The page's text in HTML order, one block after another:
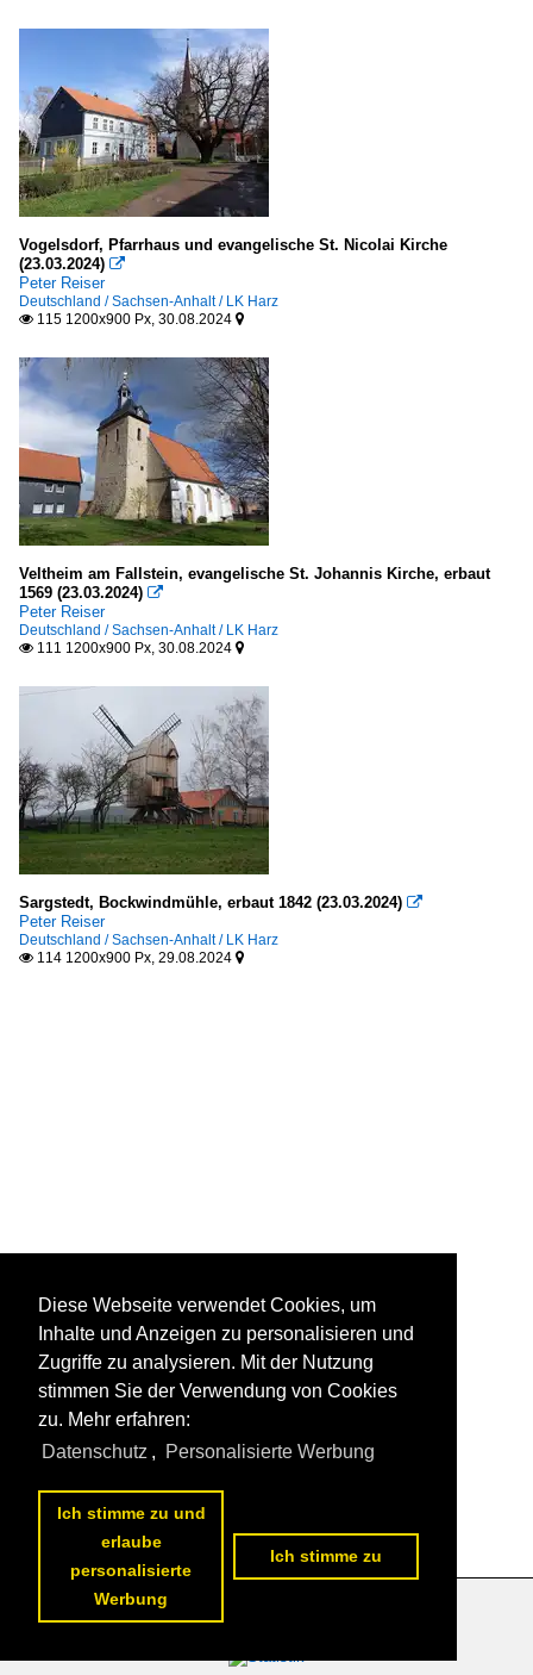
Vogelsdorf, Pfarrhaus und evangelische St. Nicolai Kirche
(23.03.2024) 
Peter Reiser
Deutschland / Sachsen-Anhalt / LK Harz
 115 1200x900 Px, 30.08.2024 
Veltheim am Fallstein, evangelische St. Johannis Kirche, erbaut
1569 (23.03.2024) 
Peter Reiser
Deutschland / Sachsen-Anhalt / LK Harz
 111 1200x900 Px, 30.08.2024 
Sargstedt, Bockwindmühle, erbaut 1842 (23.03.2024) 
Peter Reiser
Deutschland / Sachsen-Anhalt / LK Harz
 114 1200x900 Px, 29.08.2024 
Datenschutzerklärung
Diese Webseite verwendet Cookies, um
Inhalte und Anzeigen zu personalisieren und
Zugriffe zu analysieren. Mit der Nutzung
stimmen Sie der Verwendung von Cookies
zu. Mehr erfahren:
Datenschutz , Personalisierte Werbung
Ich stimme zu und
erlaube
personalisierte
Werbung
Ich stimme zu